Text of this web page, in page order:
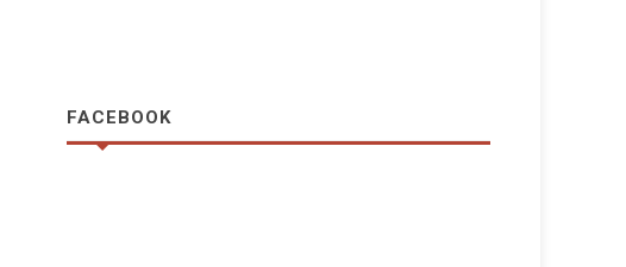
FACEBOOK